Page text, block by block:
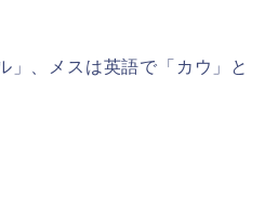
」、メスは英語で「カウ」と